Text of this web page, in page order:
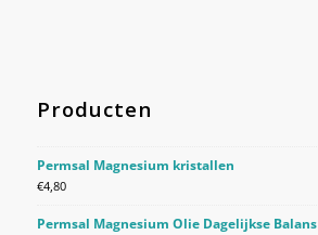
Producten
Permsal Magnesium kristallen
€4,80
Permsal Magnesium Olie Dagelijkse Balans